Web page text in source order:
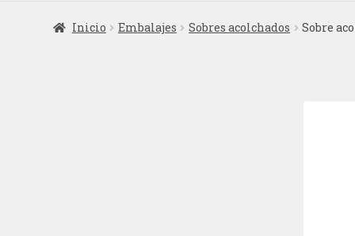
Inicio Embalajes Sobres acolchados Sobre